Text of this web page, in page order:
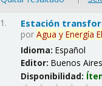
1. Estación
porAgua y Energía
Idioma:Español
Editor:Buenos
Disponibilidad: